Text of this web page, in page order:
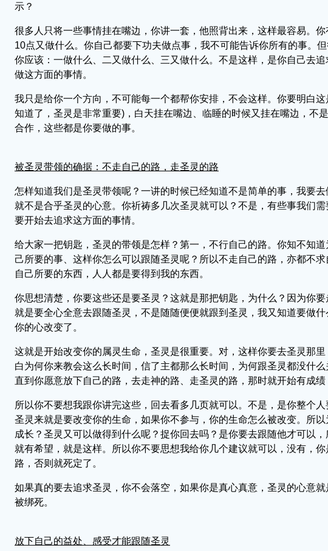
示？
很多人只将一些事情挂在嘴边，你讲一套，他照背出来，这样最容易。
10点又做什么。你自己都要下功夫做点事，我不可能告诉你所有的事。
你应该：一做什么、二又做什么、三又做什么。不是这样，是你自己去
做这方面的事情。
我只是给你一个方向，不可能每一个都帮你安排，不会这样。你要明白
知道了，圣灵是非常重要)，白天挂在嘴边、临睡的时候又挂在嘴边，
合作，这些都是你要做的事。
被圣灵带领的确据：不走自己的路，走圣灵的路
怎样知道我们是圣灵带领呢？一讲的时候已经知道不是简单的事，我要
就不是合乎圣灵的心意。你祈祷多几次圣灵就可以？不是，有些事我们
要开始去追求这方面的事情。
给大家一把钥匙，圣灵的带领是怎样？第一，不行自己的路。你知不知
己所要的事、这样你怎么可以跟随圣灵呢？所以不走自己的路，亦都不
自己所要的东西，人人都是要得到我的东西。
你思想清楚，你要这些还是要圣灵？这就是那把钥匙，为什么？因为你
就是要全心全意去跟随圣灵，不是随随便便就跟到圣灵，我又知道要做
你的心改变了。
这就是开始改变你的属灵生命，圣灵是很重要。对，这样你要去圣灵那
白为何你来教会这么长时间，信了主都那么长时间，为何跟圣灵都没什
直到你愿意放下自己的路，去走神的路、走圣灵的路，那时就开始有成绩
所以你不要想我跟你讲完这些，回去看多几页就可以。不是，是你整个
圣灵来就是要改变你的生命，如果你不参与，你的生命怎么被改变。所
成长？圣灵又可以做得到什么呢？捉你回去吗？是你要去跟随他才可以
就有希望，就是这样。所以你不要思想我给你几个建议就可以，没有，
路，否则就死定了。
如果真的要去追求圣灵，你不会落空，如果你是真心真意，圣灵的心意
被绑死。
放下自己的益处、感受才能跟随圣灵